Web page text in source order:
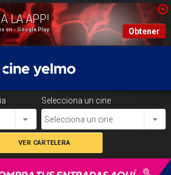
en - Google Play Obtener
Selecciona un cine
Selecciona un cine